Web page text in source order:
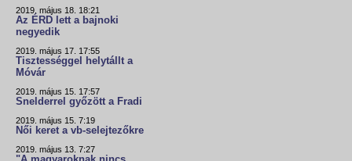
2019. május 18. 18:21
Az ÉRD lett a bajnoki
negyedik
2019. május 17. 17:55
Tisztességgel helytállt a
Móvár
2019. május 15. 17:57
Snelderrel győzött a Fradi
2019. május 15. 7:19
Női keret a vb-selejtezőkre
2019. május 13. 7:27